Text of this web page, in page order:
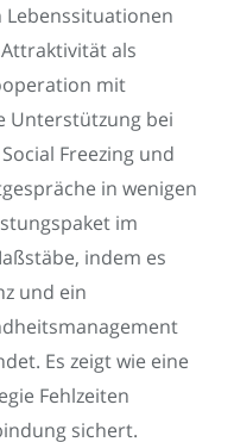
als
mit
Unterstützung bei
Freezing und
in wenigen
im
indem es
und ein
Es zeigt wie eine
Fehlzeiten
sichert.